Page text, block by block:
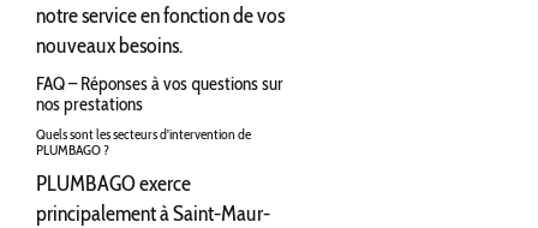
notre service en fonction de vos
nouveaux besoins.
FAQ – Réponses à vos questions sur
nos prestations
Quels sont les secteurs d'intervention de
PLUMBAGO ?
PLUMBAGO exerce
principalement à Saint-Maur-